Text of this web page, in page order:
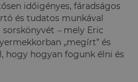
időigényes, fáradságos
és tudatos munkával
sorskönyvét –mely Eric
„megírt” és
hogy hogyan fogunk élni és